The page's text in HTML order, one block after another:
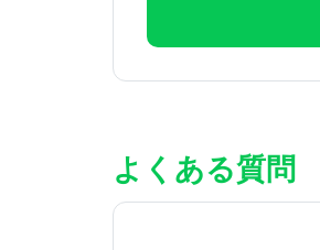
よくある質問